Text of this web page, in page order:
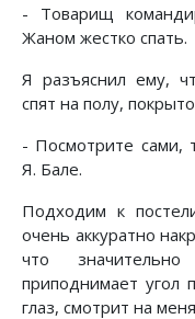
- Товарищ
Жаном жестко спать.
Я разъяснил ему,
спят на полу,
- Посмотрите сами,
Я. Бале.
Подходим к
очень аккуратно
что
приподнимает угол
глаз, смотрит на